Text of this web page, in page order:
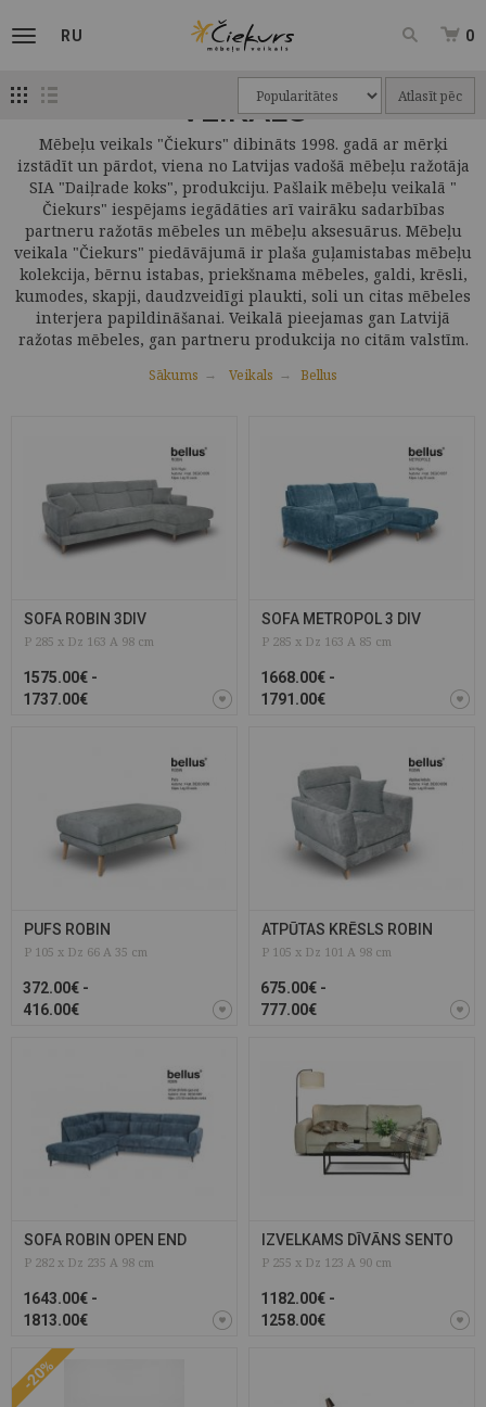
RU 0
VEIKALS
Mēbeļu veikals "Čiekurs" dibināts 1998. gadā ar mērķi
izstādīt un pārdot, viena no Latvijas vadošā mēbeļu ražotāja
SIA "Daiļrade koks", produkciju. Pašlaik mēbeļu veikalā "
Čiekurs" iespējams iegādāties arī vairāku sadarbības
partneru ražotās mēbeles un mēbeļu aksesuārus. Mēbeļu
veikala "Čiekurs" piedāvājumā ir plaša guļamistabas mēbeļu
kolekcija, bērnu istabas, priekšnama mēbeles, galdi, krēsli,
kumodes, skapji, daudzveidīgi plaukti, soli un citas mēbeles
interjera papildināšanai. Veikalā pieejamas gan Latvijā
ražotas mēbeles, gan partneru produkcija no citām valstīm.
Sākums Veikals Bellus
Atlasīt pēc
SOFA ROBIN 3DIV
P 285 x Dz 163 A 98 cm
1575.00€ -
1737.00€
SOFA METROPOL 3 DIV
P 285 x Dz 163 A 85 cm
1668.00€ -
1791.00€
PUFS ROBIN
P 105 x Dz 66 A 35 cm
372.00€ -
416.00€
ATPŪTAS KRĒSLS ROBIN
P 105 x Dz 101 A 98 cm
675.00€ -
777.00€
SOFA ROBIN OPEN END
P 282 x Dz 235 A 98 cm
1643.00€ -
1813.00€
IZVELKAMS DĪVĀNS SENTO
P 255 x Dz 123 A 90 cm
1182.00€ -
1258.00€
-20%